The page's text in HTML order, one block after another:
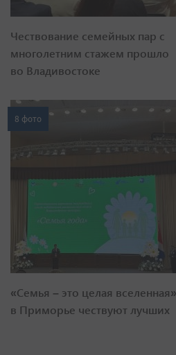
Чествование семейных пар с
многолетним стажем прошло
во Владивостоке
8 фото
«Семья – это целая
в Приморье чествуют лучших